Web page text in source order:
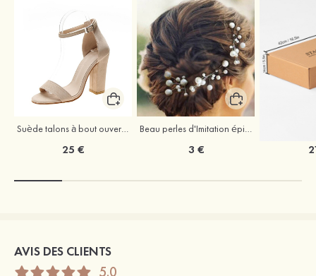
Suède talons à bout ouvert sandales talon bottier chaussures pour les soirées
25 €
Beau perles d'Imitation épingles à cheveux coiffe
3 €
AVIS DES CLIENTS
5.0